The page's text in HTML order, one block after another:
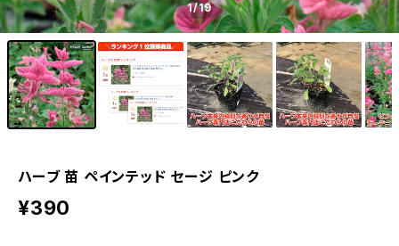
1/19
ハーブ 苗 ペインテッド セージ ピンク
¥390